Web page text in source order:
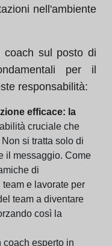
nell'ambiente
coach sul posto di
per il
responsabilità:
efficace: la
cruciale che
si tratta solo di
il messaggio. Come
di
e lavorate per
team a diventare
così la
coach esperto in